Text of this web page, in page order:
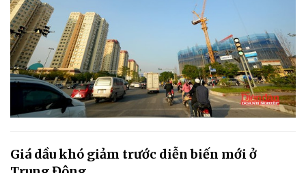
Giá dầu khó giảm trước diễn biến mới ở